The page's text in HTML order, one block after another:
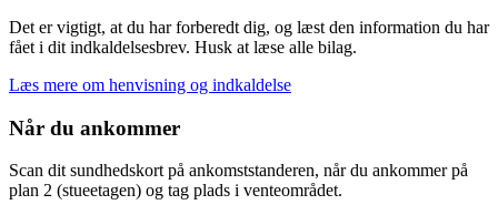
Det er vigtigt, at du har forberedt dig, og læst den information du har
fået i dit indkaldelsesbrev. Husk at læse alle bilag.
Læs mere om henvisning og indkaldelse
Når du ankommer
Scan dit sundhedskort på ankomststanderen, når du ankommer på
plan 2 (stueetagen) og tag plads i venteområdet.